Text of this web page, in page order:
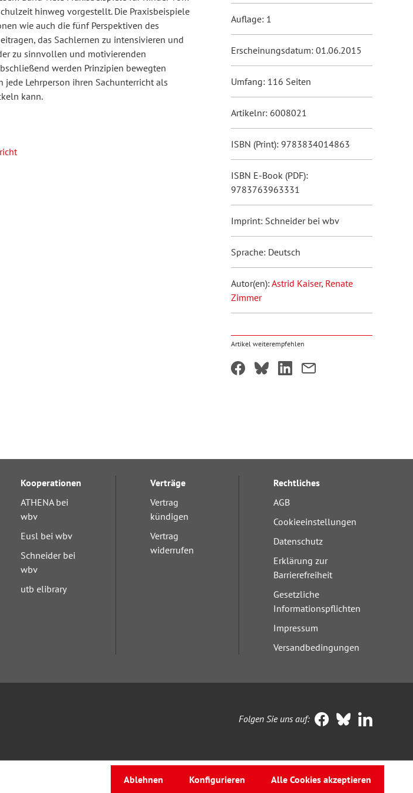
hinweg vorgestellt. Die Praxisbeispiele
wie auch die fünf Perspektiven des
das Sachlernen zu intensivieren und
zu sinnvollen und motivierenden
werden Prinzipien bewegten
Lehrperson ihren Sachunterricht als
kann.
Auflage: 1
Erscheinungsdatum: 01.06.2015
Umfang: 116 Seiten
Artikelnr: 6008021
ISBN (Print): 9783834014863
ISBN E-Book (PDF):
9783763963331
Imprint: Schneider bei wbv
Sprache: Deutsch
Autor(en):Astrid Kaiser, Renate
Zimmer
Artikel weiterempfehlen
Kooperationen
ATHENA bei
wbv
Eusl bei wbv
Schneider bei
wbv
utb elibrary
Verträge
Vertrag
kündigen
Vertrag
widerrufen
Rechtliches
AGB
Cookieeinstellungen
Datenschutz
Erklärung zur
Barrierefreiheit
Gesetzliche
Informationspflichten
Impressum
Versandbedingungen
Folgen Sie uns auf:
Ablehnen Konfigurieren Alle Cookies akzeptieren